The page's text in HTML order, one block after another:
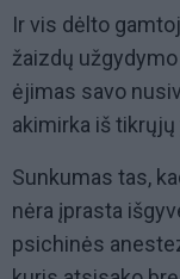
Ir vis dėlto
žaizdų
ėjimas savo
akimirka iš
Sunkumas tas,
nėra įprasta
psichinės